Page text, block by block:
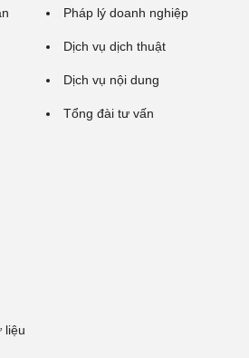
Pháp lý doanh nghiệp
Dịch vụ dịch thuật
Dịch vụ nội dung
Tổng đài tư vấn
liệu